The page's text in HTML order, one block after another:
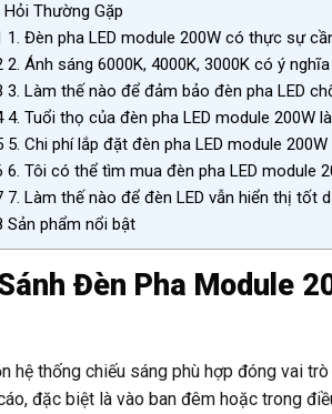
Hỏi Thường Gặp
1. Đèn pha LED module 200W có thực sự
2. Ánh sáng 6000K, 4000K, 3000K có ý
3. Làm thế nào để đảm bảo đèn pha LED
4. Tuổi thọ của đèn pha LED module 200W
5. Chi phí lắp đặt đèn pha LED module
6. Tôi có thể tìm mua đèn pha LED module
7. Làm thế nào để đèn LED vẫn hiển thị tốt
Sản phẩm nổi bật
Đèn Pha Module
hệ thống chiếu sáng phù hợp đóng vai
đặc biệt là vào ban đêm hoặc trong